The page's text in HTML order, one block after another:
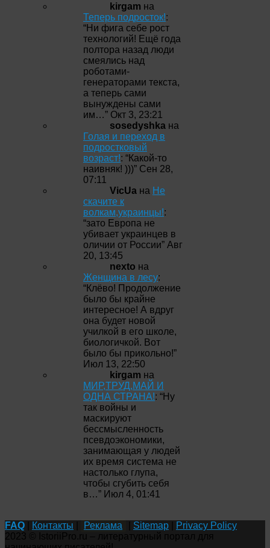
kirgam на
Теперь подросток!:
“Ни фига себе рост
технологий! Ещё года
полтора назад люди
смеялись над
роботами-
генераторами текста,
а теперь сами
вынуждены сами
им…” Окт 3, 23:21
sosedyshka на
Голая и переход в
подростковый
возраст!: “Какой-то
наивняк! )))” Сен 28,
07:11
VicUa на Не
скачите к
волкам,украинцы!:
“зато Европа не
убивает украинцев в
оличии от России” Авг
20, 13:45
nexto на
Женщина в лесу:
“Клёво! Продолжение
было бы крайне
интересное! А вдруг
она будет новой
училкой в его школе,
биологичкой. Вот
было бы прикольно!”
Июл 13, 22:50
kirgam на
МИР,ТРУД,МАЙ И
ОДНА СТРАНА!: “Ну
так войны и
маскируют
бессмысленность
псевдоэкономики,
занимающая у людей
их время система не
настолько глупа,
чтобы сгубить себя
в…” Июл 4, 01:41
FAQ Контакты Реклама Sitemap
Privacy Policy